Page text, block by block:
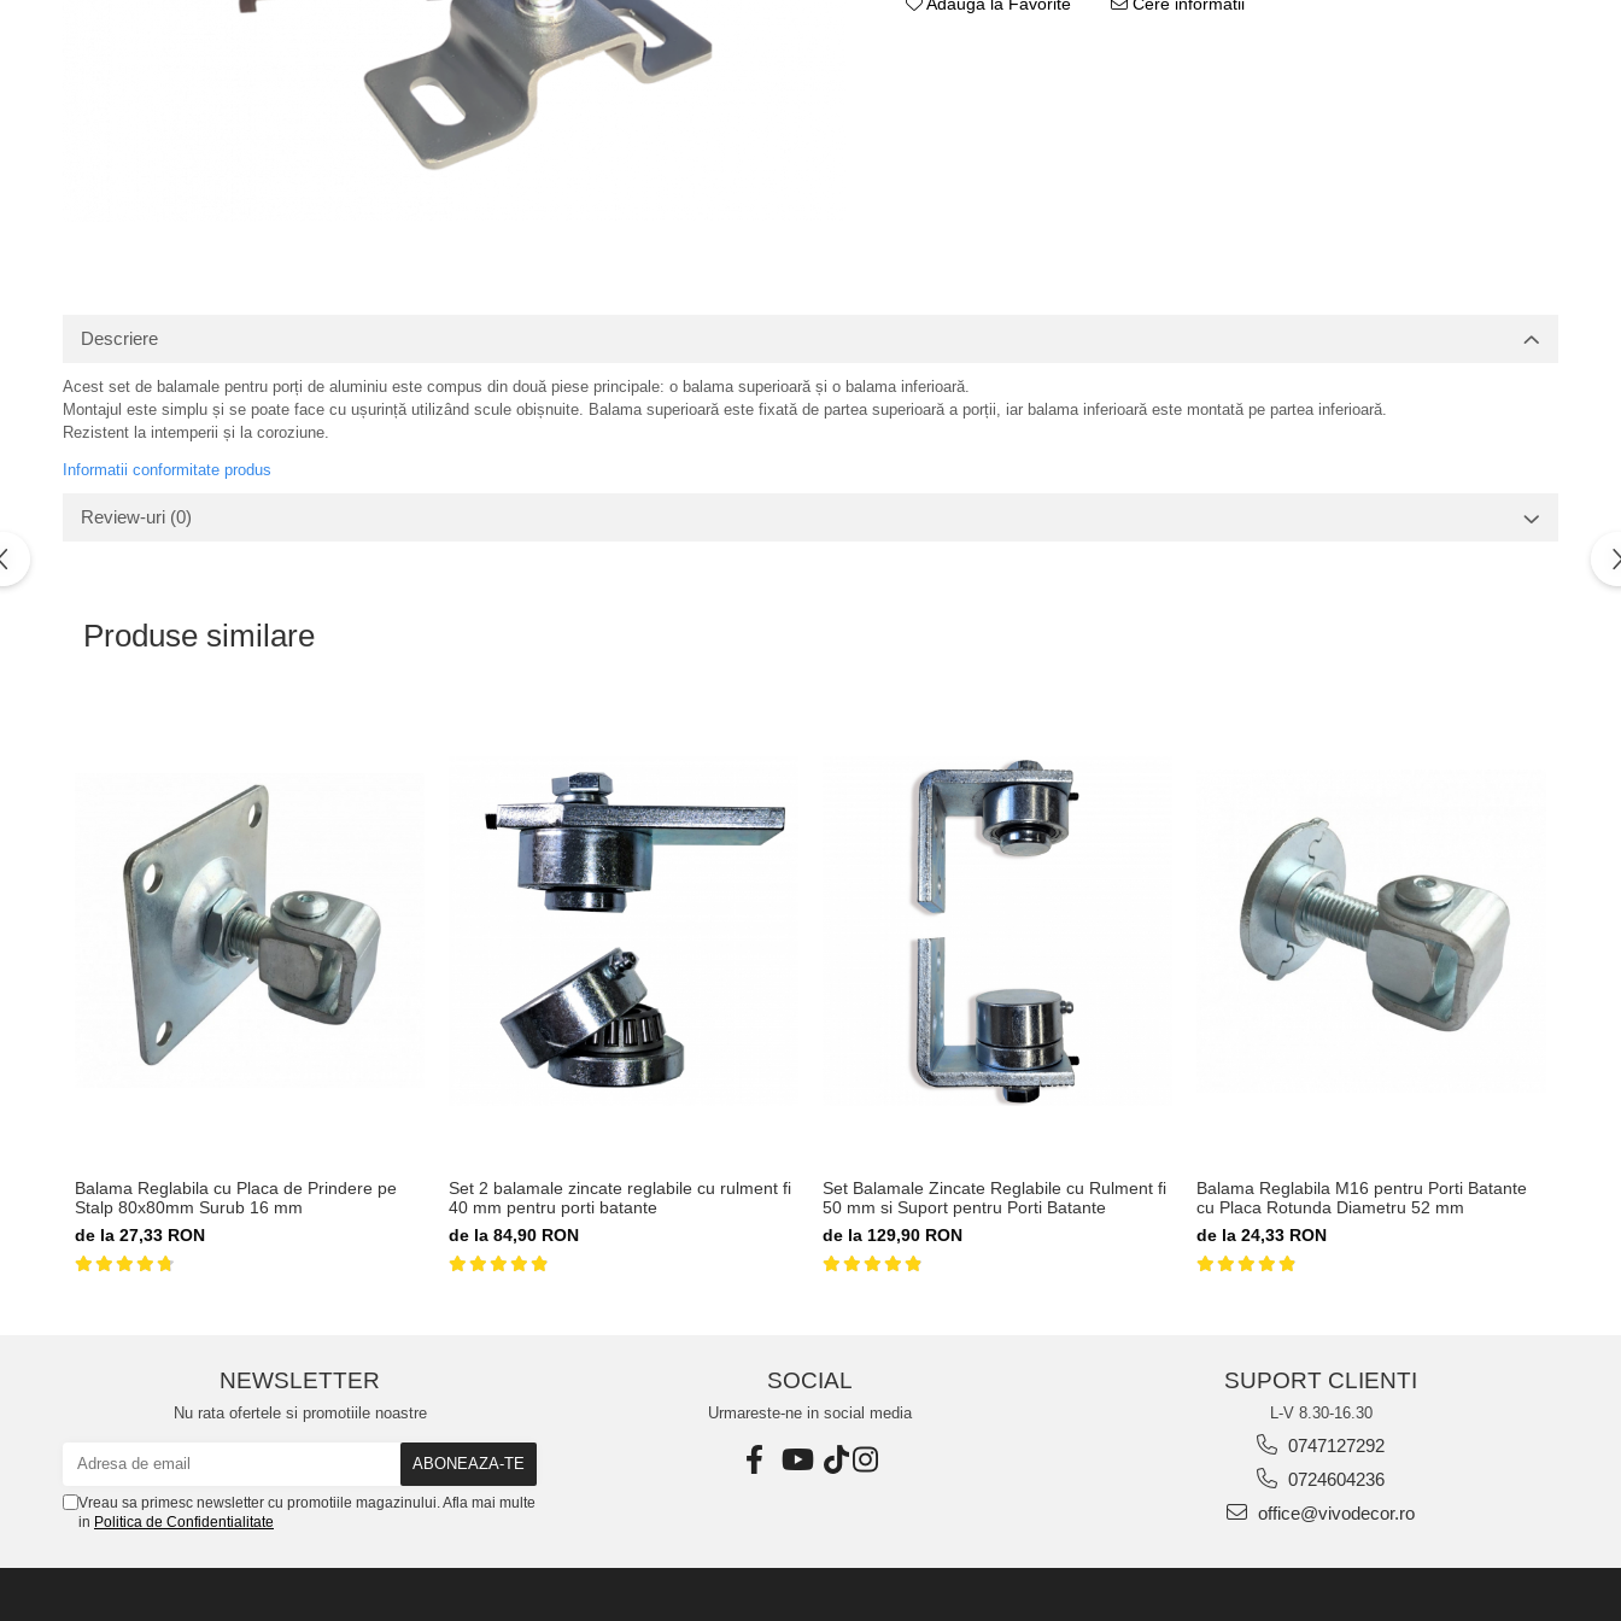
Descriere
Acest set de balamale pentru porți de aluminiu este compus din două piese principale: o balama superioară și o balama inferioară.
Montajul este simplu și se poate face cu ușurință utilizând scule obișnuite. Balama superioară este fixată de partea superioară a porții, iar balama inferioară este montată pe partea inferioară.
Rezistent la intemperii și la coroziune.
Informatii conformitate produs
Review-uri (0)
Produse similare
Balama Reglabila cu Placa de Prindere pe
Stalp 80x80mm Surub 16 mm
de la 27,33 RON
Set 2 balamale zincate reglabile cu rulment fi
40 mm pentru porti batante
de la 84,90 RON
Set Balamale Zincate Reglabile cu Rulment fi
50 mm si Suport pentru Porti Batante
de la 129,90 RON
Balama Reglabila M16 pentru Porti Batante
cu Placa Rotunda Diametru 52 mm
de la 24,33 RON
NEWSLETTER
Nu rata ofertele si promotiile noastre
Vreau sa primesc newsletter cu promotiile magazinului. Afla mai multe
in Politica de Confidentialitate
SOCIAL
Urmareste-ne in social media
SUPORT CLIENTI
L-V 8.30-16.30
0747127292
0724604236
office@vivodecor.ro